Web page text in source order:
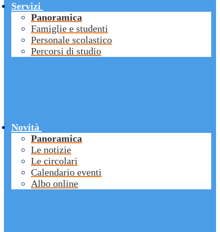
Servizi
Panoramica
Famiglie e studenti
Personale scolastico
Percorsi di studio
Novità
Panoramica
Le notizie
Le circolari
Calendario eventi
Albo online